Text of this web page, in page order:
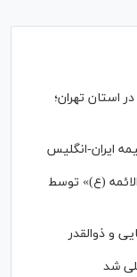
استان تهران؛
ایران-انگلیس
(ع)» توسط
و ذوالقدر
شد